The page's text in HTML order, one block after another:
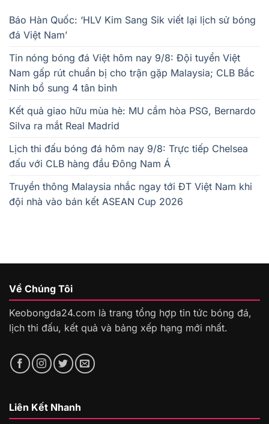
Báo Hàn Quốc: ‘HLV Kim Sang Sik viết lại lịch sử bóng
đá Việt Nam’
Tin nóng bóng đá Việt hôm nay 9/8: Đội tuyển Việt
Nam gấp rút chuẩn bị cho trận gặp Malaysia; CLB Bắc
Ninh bổ sung 4 tân binh
Kết quả giao hữu mùa hè: MU cầm hòa PSG, Bernardo
Silva ra mắt Real Madrid
Lịch thi đấu bóng đá hôm nay 9/8: Trực tiếp Chelsea
đấu với CLB hàng đầu Đông Nam Á
Truyền thông Malaysia nhắc ngay tới ĐT Việt Nam khi
đội nhà vào bán kết ASEAN Cup 2026
Về Chúng Tôi
Keobongda24.com là trang tổng hợp tin tức bóng đá,
lịch thi đấu, kết quả và bảng xếp hạng mới nhất.
Liên Kết Nhanh